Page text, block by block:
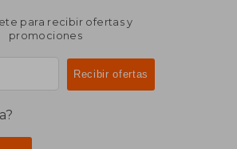
para recibir ofertas y
promociones